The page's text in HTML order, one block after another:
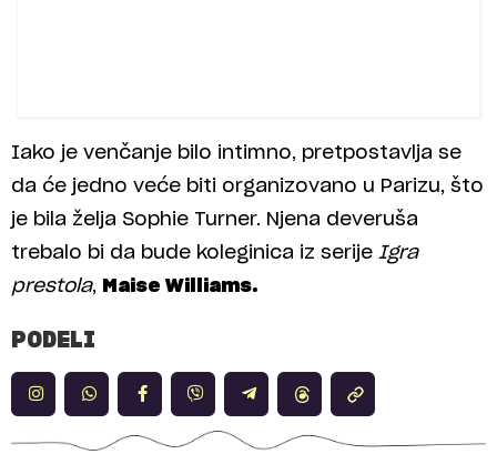
Iako je venčanje bilo intimno, pretpostavlja se
da će jedno veće biti organizovano u Parizu, što
je bila želja Sophie Turner. Njena deveruša
trebalo bi da bude koleginica iz serije Igra
prestola, Maise Williams.
PODELI